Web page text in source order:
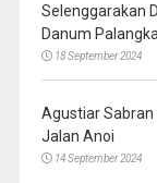
Selenggarakan
Danum
18 September 2024
Agustiar Sabran
Jalan Anoi
14 September 2024